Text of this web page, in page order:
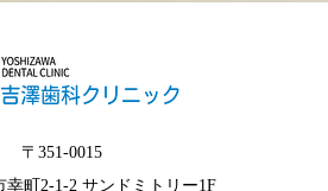
〒351-0015
幸町2-1-2 サンドミトリー1F